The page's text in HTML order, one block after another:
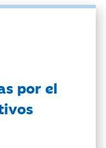
por el